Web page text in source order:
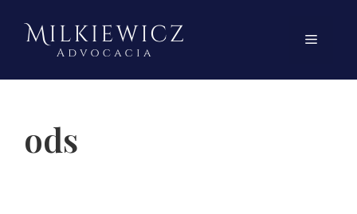
para
Menu
ods